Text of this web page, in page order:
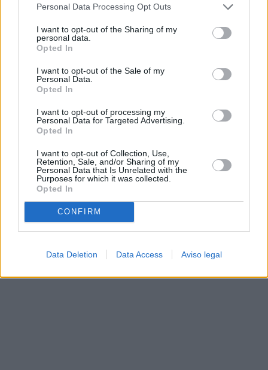
negar su consentimiento. Tenga en cuenta que algún
de su consentimiento, pero usted tiene el derecho de
rechazar tal procesamiento. Sus preferencias se aplicarán
cualquier momento entrando de nuevo en este sitio web o
visitando nuestra política de privacidad.
Personal Data Processing Opt Outs
I want to opt-out of the Sharing of my
personal data.
Opted In
I want to opt-out of the Sale of my
Personal Data.
Opted In
I want to opt-out of processing my
Personal Data for Targeted Advertising.
Opted In
I want to opt-out of Collection, Use,
Retention, Sale, and/or Sharing of my
Personal Data that Is Unrelated with the
Purposes for which it was collected.
Opted In
CONFIRM
Data Deletion Data Access Aviso legal